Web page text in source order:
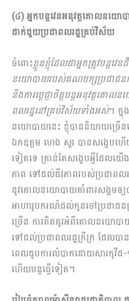
(៤) អ្នកបន្តវេនអនុវត្តគោលន
ដាក់ជួយប្រជាពលរដ្ឋគ្រប់វិស័យ
ចំពោះខ្លួនខ្ញុំដែលជាអ្នកត្រូវបន្តវ
នយោបាយរបស់គណបក្សប្រជាជនក
និងការប្ដេជ្ញាចិត្តបន្តអនុវត្តគ
ពលរដ្ឋនៅគ្រប់វិស័យទាំងអស់។ ក្នុ
នយោបាយនេះ ខ្ញុំបាននិយាយច្រើ
ឯកឧត្ដម ហេង សួរ បានសង្ខេបហ
ទៀតទេ គ្រាន់តែសង្ខេបអ្វីដែល
ភាព ទៅដល់ជីវភាពរបស់ប្រជាពល
នូវគោលនយោបាយគាំពារសង្គមឲ្យ
អាហារូបករណ៍ដល់កូនចៅប្រជាជន
ច្រើន ការគិតគូរអំពីគោលនយោបាយ
ទៅដល់ប្រជាពលរដ្ឋក្រីក្រ ដែលប
ពេលជួបការលំបាកដោយសារកូវីដ-
ហើយបន្ដធ្វើទៀត។